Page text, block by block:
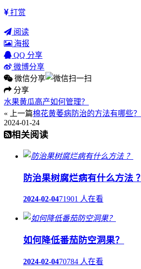
打赏
阅读
海报
QQ 分享
微博分享
微信分享
分享
水果黄瓜高产如何管理？
« 上一篇棉花黄萎病防治的方法有哪些？
2024-01-24
相关阅读
防治果树腐烂病有什么方法 ？
2024-02-0471901 人在看
如何降低番茄防空洞果？
2024-02-0470784 人在看